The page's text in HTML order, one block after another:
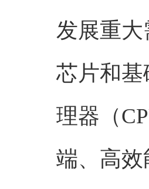
发展重
芯片和
理器（
端、高效